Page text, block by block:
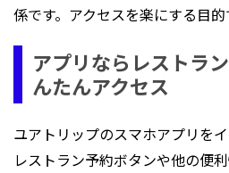
係です。アクセスを楽にする目的
アプリならレストラ
んたんアクセス
ユアトリップのスマホアプリを
レストラン予約ボタンや他の便